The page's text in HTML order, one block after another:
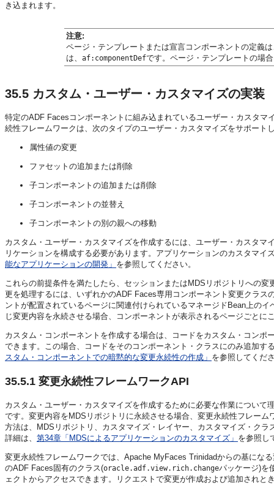
き込まれます。
注意:
ページ・テンプレートまたは宣言コンポーネントの定義
は、 af:componentDefです。ページ・テンプレートの場
35.5 カスタム・ユーザー・カスタマイズの実装
特定のADF Facesコンポーネントに組み込まれているユーザー・カスタ
続性フレームワークは、次のタイプのユーザー・カスタマイズをサポート
属性値の変更
ファセットの追加または削除
子コンポーネントの追加または削除
子コンポーネントの並替え
子コンポーネントの別の親への移動
カスタム・ユーザー・カスタマイズを作成するには、ユーザー・カスタ
リケーションを構成する必要があります。アプリケーションのカスタマ
能なアプリケーションの開発」 を参照してください。
これらの前提条件を満たしたら、セッションまたはMDSリポジトリへの
更を処理するには、いずれかのADF Faces専用コンポーネント変更クラ
ントが配置されているページに関連付けられているマネージドBean上の
じ変更内容を永続させる場合、コンポーネントが表示されるページごとに
カスタム・コンポーネントを作成する場合は、コードをカスタム・コン
できます。この場合、コードをそのコンポーネント・クラスにのみ追加
スタム・コンポーネントでの暗黙的な変更永続性の作成」 を参照してくだ
35.5.1 変更永続性フレームワークAPI
カスタム・ユーザー・カスタマイズを作成するために必要な作業につい
です。変更内容をMDSリポジトリに永続させる場合、変更永続性フレー
方法は、MDSリポジトリ、カスタマイズ・レイヤー、カスタマイズ・ク
詳細は、 第34章「MDSによるアプリケーションのカスタマイズ」 を参照し
変更永続性フレームワークでは、Apache MyFaces Trinidadからの基にな
のADF Faces固有のクラス(oracle.adf.view.rich.changeパッケージ)を
ェクトからアクセスできます。リクエストで変更が作成および追加されと